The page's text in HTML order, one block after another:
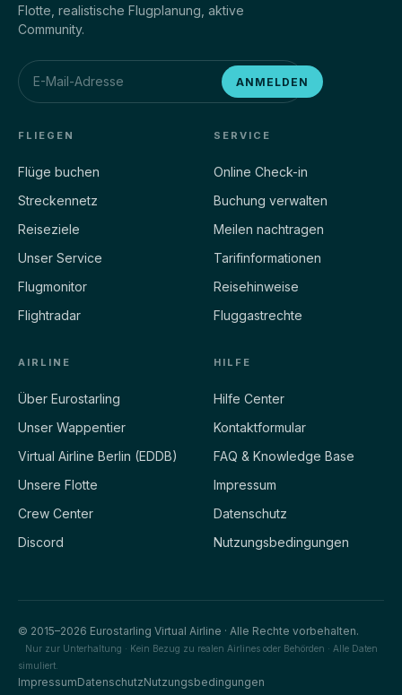
Flotte, realistische Flugplanung, aktive
Community.
ANMELDEN
FLIEGEN
Flüge buchen
Streckennetz
Reiseziele
Unser Service
Flugmonitor
Flightradar
SERVICE
Online Check-in
Buchung verwalten
Meilen nachtragen
Tarifinformationen
Reisehinweise
Fluggastrechte
AIRLINE
Über Eurostarling
Unser Wappentier
Virtual Airline Berlin (EDDB)
Unsere Flotte
Crew Center
Discord
HILFE
Hilfe Center
Kontaktformular
FAQ & Knowledge Base
Impressum
Datenschutz
Nutzungsbedingungen
© 2015–2026 Eurostarling Virtual Airline · Alle Rechte vorbehalten.
Nur zur Unterhaltung · Kein Bezug zu realen Airlines oder Behörden · Alle Daten
simuliert.
ImpressumDatenschutzNutzungsbedingungen